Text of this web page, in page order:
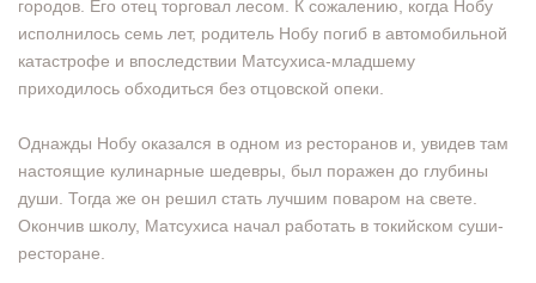
городов. Его отец торговал лесом. К сожалению, когда Нобу
исполнилось семь лет, родитель Нобу погиб в автомобильной
катастрофе и впоследствии Матсухиса-младшему
приходилось обходиться без отцовской опеки.
Однажды Нобу оказался в одном из ресторанов и, увидев там
настоящие кулинарные шедевры, был поражен до глубины
души. Тогда же он решил стать лучшим поваром на свете.
Окончив школу, Матсухиса начал работать в токийском суши-
ресторане.